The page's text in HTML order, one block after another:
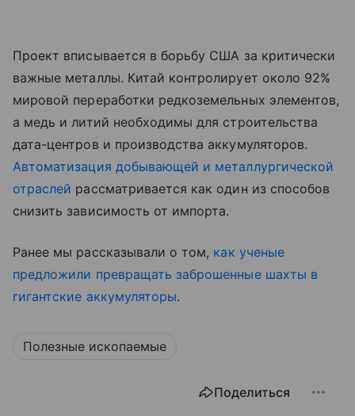
Проект вписывается в борьбу США за критически
важные металлы. Китай контролирует около 92%
мировой переработки редкоземельных элементов,
а медь и литий необходимы для строительства
дата-центров и производства аккумуляторов.
Автоматизация добывающей и металлургической
отраслей рассматривается как один из способов
снизить зависимость от импорта.
Ранее мы рассказывали о том, как ученые
предложили превращать заброшенные шахты в
гигантские аккумуляторы.
Полезные ископаемые
Поделиться